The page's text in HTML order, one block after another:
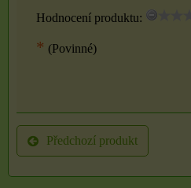
Hodnocení produktu:
* (Povinné)
Předchozí produkt